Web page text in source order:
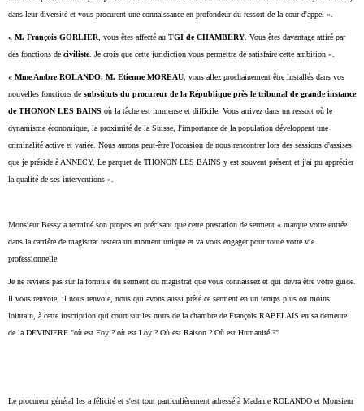
dans leur diversité et vous procurent une connaissance en profondeur du ressort de la cour d'appel ».
« M. François GORLIER, vous êtes affecté au TGI de CHAMBERY. Vous êtes davantage attiré par
des fonctions de civiliste. Je crois que cette juridiction vous permettra de satisfaire cette ambition ».
« Mme Ambre ROLANDO, M. Etienne MOREAU, vous allez prochainement être installés dans vos
nouvelles fonctions de substituts du procureur de la République près le tribunal de grande instance
de THONON LES BAINS où la tâche est immense et difficile. Vous arrivez dans un ressort où le
dynamisme économique, la proximité de la Suisse, l'importance de la population développent une
criminalité active et variée. Nous aurons peut-être l'occasion de nous rencontrer lors des sessions d'assises
que je préside à ANNECY. Le parquet de THONON LES BAINS y est souvent présent et j'ai pu apprécier
la qualité de ses interventions ».
Monsieur Bessy a terminé son propos en précisant que cette prestation de serment « marque votre entrée
dans la carrière de magistrat restera un moment unique et va vous engager pour toute votre vie
professionnelle.
Je ne reviens pas sur la formule du serment du magistrat que vous connaissez et qui devra être votre guide.
Il vous renvoie, il nous renvoie, nous qui avons aussi prêté ce serment en un temps plus ou moins
lointain, à cette inscription qui court sur les murs de la chambre de François RABELAIS en sa demeure
de la DEVINIERE "où est Foy ? où est Loy ? Où est Raison ? Où est Humanité ?"
Le procureur général les a félicité et s'est tout particulièrement adressé à Madame ROLANDO et Monsieur